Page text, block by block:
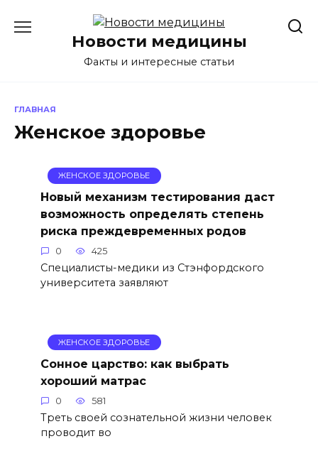
содержаниюНовости медицины
Факты и интересные статьи
ГЛАВНАЯ
Женское здоровье
ЖЕНСКОЕ ЗДОРОВЬЕ
Новый механизм тестирования даст
возможность определять степень
риска преждевременных родов
0 425
Специалисты-медики из Стэнфордского
университета заявляют
ЖЕНСКОЕ ЗДОРОВЬЕ
Сонное царство: как выбрать
хороший матрас
0 581
Треть своей сознательной жизни человек
проводит во